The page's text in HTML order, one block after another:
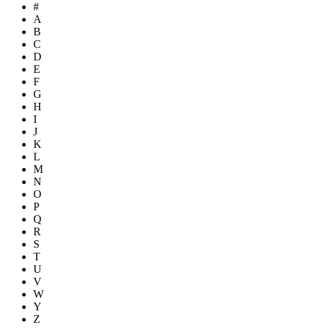
#
A
B
C
D
E
F
G
H
I
J
K
L
M
N
O
P
Q
R
S
T
U
V
W
Y
Z